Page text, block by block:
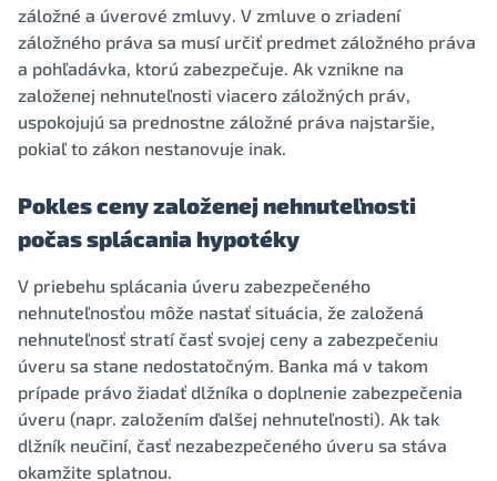
záložné a úverové zmluvy. V zmluve o zriadení
záložného práva sa musí určiť predmet záložného práva
a pohľadávka, ktorú zabezpečuje. Ak vznikne na
založenej nehnuteľnosti viacero záložných práv,
uspokojujú sa prednostne záložné práva najstaršie,
pokiaľ to zákon nestanovuje inak.
Pokles ceny založenej nehnuteľnosti
počas splácania hypotéky
V priebehu splácania úveru zabezpečeného
nehnuteľnosťou môže nastať situácia, že založená
nehnuteľnosť stratí časť svojej ceny a zabezpečeniu
úveru sa stane nedostatočným. Banka má v takom
prípade právo žiadať dlžníka o doplnenie zabezpečenia
úveru (napr. založením ďalšej nehnuteľnosti). Ak tak
dlžník neučiní, časť nezabezpečeného úveru sa stáva
okamžite splatnou.